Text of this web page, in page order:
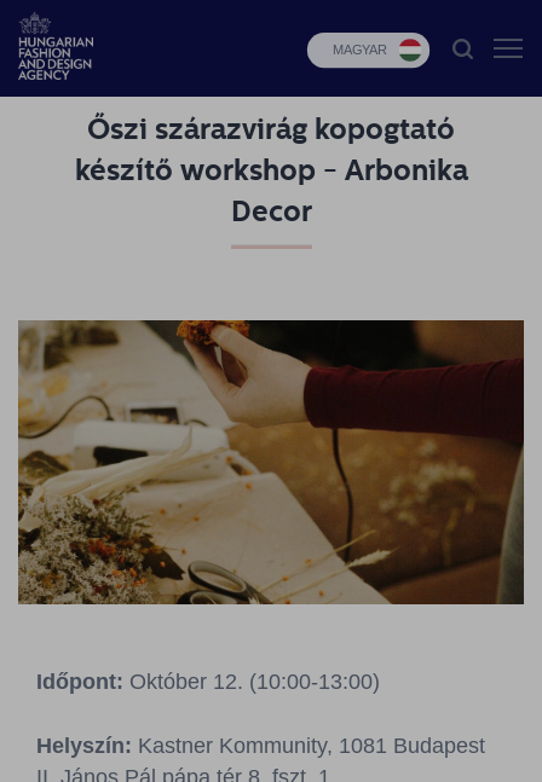
MAGYAR
HFDA
Divat
Budapest
Select
Pályázatok
Sajtószoba
Kapcsolat
BCEFW
360DBPHFDASPOT
Őszi szárazvirág kopogtató
készítő workshop - Arbonika
Decor
Időpont: Október 12. (10:00-13:00)
Helyszín: Kastner Kommunity, 1081 Budapest